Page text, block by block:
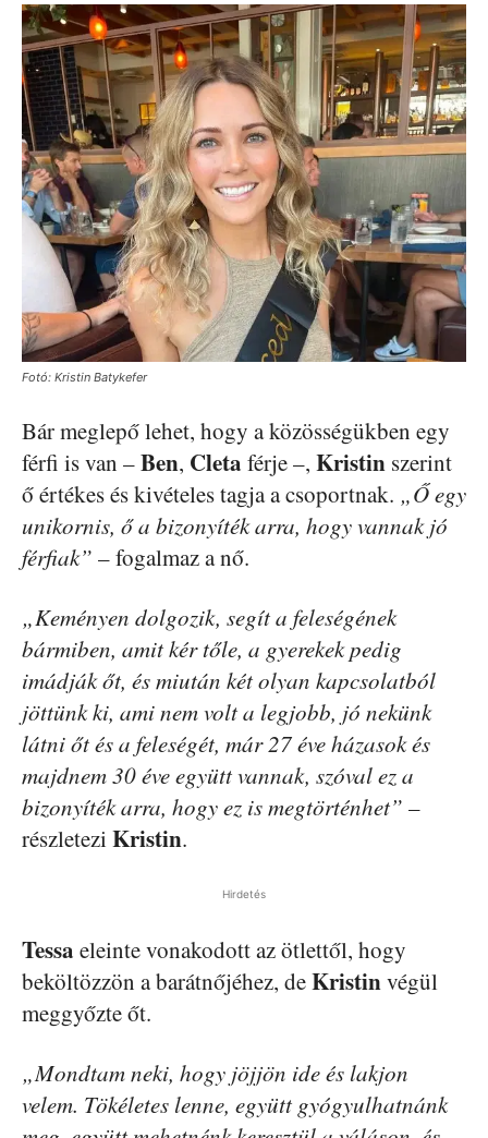
Fotó: Kristin Batykefer
Bár meglepő lehet, hogy a közösségükben egy
férfi is van –Ben, Cleta férje –, Kristin szerint
ő értékes és kivételes tagja a csoportnak. „Ő egy
unikornis, ő a bizonyíték arra, hogy vannak jó
férfiak” – fogalmaz a nő.
„Keményen dolgozik, segít a feleségének
bármiben, amit kér tőle, a gyerekek pedig
imádják őt, és miután két olyan kapcsolatból
jöttünk ki, ami nem volt a legjobb, jó nekünk
látni őt és a feleségét, már 27 éve házasok és
majdnem 30 éve együtt vannak, szóval ez a
bizonyíték arra, hogy ez is megtörténhet” –
részletezi Kristin.
Hirdetés
Tessa eleinte vonakodott az ötlettől, hogy
beköltözzön a barátnőjéhez, deKristinvégül
meggyőzte őt.
„Mondtam neki, hogy jöjjön ide és lakjon
velem. Tökéletes lenne, együtt gyógyulhatnánk